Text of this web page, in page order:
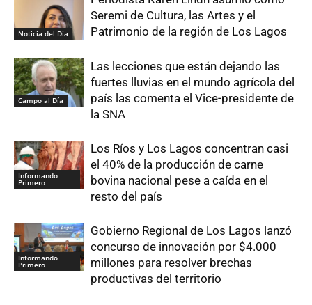
Noticia del Día
Seremi de Cultura, las Artes y el
Patrimonio de la región de Los Lagos
Campo al Día
Las lecciones que están dejando las
fuertes lluvias en el mundo agrícola del
país las comenta el Vice-presidente de
la SNA
Informando
Primero
Los Ríos y Los Lagos concentran casi
el 40% de la producción de carne
bovina nacional pese a caída en el
resto del país
Informando
Primero
Gobierno Regional de Los Lagos lanzó
concurso de innovación por $4.000
millones para resolver brechas
productivas del territorio